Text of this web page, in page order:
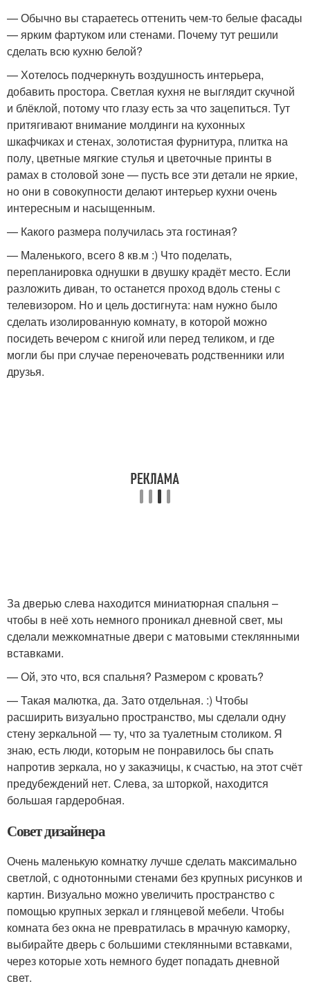
— Обычно вы стараетесь оттенить чем-то белые фасады
— ярким фартуком или стенами. Почему тут решили
сделать всю кухню белой?
— Хотелось подчеркнуть воздушность интерьера,
добавить простора. Светлая кухня не выглядит скучной
и блёклой, потому что глазу есть за что зацепиться. Тут
притягивают внимание молдинги на кухонных
шкафчиках и стенах, золотистая фурнитура, плитка на
полу, цветные мягкие стулья и цветочные принты в
рамах в столовой зоне — пусть все эти детали не яркие,
но они в совокупности делают интерьер кухни очень
интересным и насыщенным.
— Какого размера получилась эта гостиная?
— Маленького, всего 8 кв.м :) Что поделать,
перепланировка однушки в двушку крадёт место. Если
разложить диван, то останется проход вдоль стены с
телевизором. Но и цель достигнута: нам нужно было
сделать изолированную комнату, в которой можно
посидеть вечером с книгой или перед теликом, и где
могли бы при случае переночевать родственники или
друзья.
За дверью слева находится миниатюрная спальня –
чтобы в неё хоть немного проникал дневной свет, мы
сделали межкомнатные двери с матовыми стеклянными
вставками.
— Ой, это что, вся спальня? Размером с кровать?
— Такая малютка, да. Зато отдельная. :) Чтобы
расширить визуально пространство, мы сделали одну
стену зеркальной — ту, что за туалетным столиком. Я
знаю, есть люди, которым не понравилось бы спать
напротив зеркала, но у заказчицы, к счастью, на этот счёт
предубеждений нет. Слева, за шторкой, находится
большая гардеробная.
Совет дизайнера
Очень маленькую комнатку лучше сделать максимально
светлой, с однотонными стенами без крупных рисунков и
картин. Визуально можно увеличить пространство с
помощью крупных зеркал и глянцевой мебели. Чтобы
комната без окна не превратилась в мрачную каморку,
выбирайте дверь с большими стеклянными вставками,
через которые хоть немного будет попадать дневной
свет.